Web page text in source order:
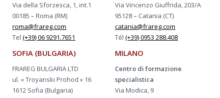
Via della Sforzesca, 1, int.1
00185 – Roma (RM)
roma@frareg.com
Tel(+39) 06 9291.7651
Via Vincenzo Giuffrida, 203/A
95128 – Catania (CT)
catania@frareg.com
Tél(+39) 0953 288.408
SOFIA (BULGARIA)
FRAREG BULGARIA LTD
ul. « Troyanski Prohod » 16
1612 Sofia (Bulgaria)
MILANO
Centro di formazione
specialistica
Via Modica, 9